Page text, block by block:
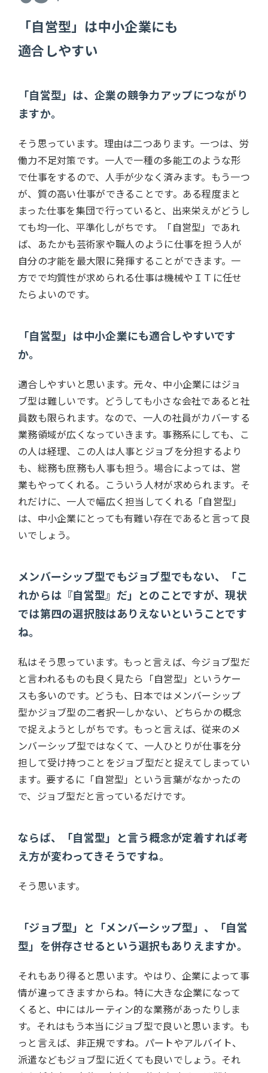
「自営型」は中小企業にも
適合しやすい
「自営型」は、企業の競争力アップにつながり
ますか。
そう思っています。理由は二つあります。一つは、労
働力不足対策です。一人で一種の多能工のような形
で仕事をするので、人手が少なく済みます。もう一つ
が、質の高い仕事ができることです。ある程度まと
まった仕事を集団で行っていると、出来栄えがどうし
ても均一化、平準化しがちです。「自営型」であれ
ば、あたかも芸術家や職人のように仕事を担う人が
自分の才能を最大限に発揮することができます。一
方でで均質性が求められる仕事は機械やＩＴに任せ
たらよいのです。
「自営型」は中小企業にも適合しやすいです
か。
適合しやすいと思います。元々、中小企業にはジョ
ブ型は難しいです。どうしても小さな会社であると社
員数も限られます。なので、一人の社員がカバーする
業務領域が広くなっていきます。事務系にしても、こ
の人は経理、この人は人事とジョブを分担するより
も、総務も庶務も人事も担う。場合によっては、営
業もやってくれる。こういう人材が求められます。そ
れだけに、一人で幅広く担当してくれる「自営型」
は、中小企業にとっても有難い存在であると言って良
いでしょう。
メンバーシップ型でもジョブ型でもない、「こ
れからは『自営型』だ」とのことですが、現状
では第四の選択肢はありえないということです
ね。
私はそう思っています。もっと言えば、今ジョブ型だ
と言われるものも良く見たら「自営型」というケー
スも多いのです。どうも、日本ではメンバーシップ
型かジョブ型の二者択一しかない、どちらかの概念
で捉えようとしがちです。もっと言えば、従来のメ
ンバーシップ型ではなくて、一人ひとりが仕事を分
担して受け持つことをジョブ型だと捉えてしまってい
ます。要するに「自営型」という言葉がなかったの
で、ジョブ型だと言っているだけです。
ならば、「自営型」と言う概念が定着すれば考
え方が変わってきそうですね。
そう思います。
「ジョブ型」と「メンバーシップ型」、「自営
型」を併存させるという選択もありえますか。
それもあり得ると思います。やはり、企業によって事
情が違ってきますからね。特に大きな企業になって
くると、中にはルーティン的な業務があったりしま
す。それはもう本当にジョブ型で良いと思います。も
っと言えば、非正規ですね。パートやアルバイト、
派遣などもジョブ型に近くても良いでしょう。それ